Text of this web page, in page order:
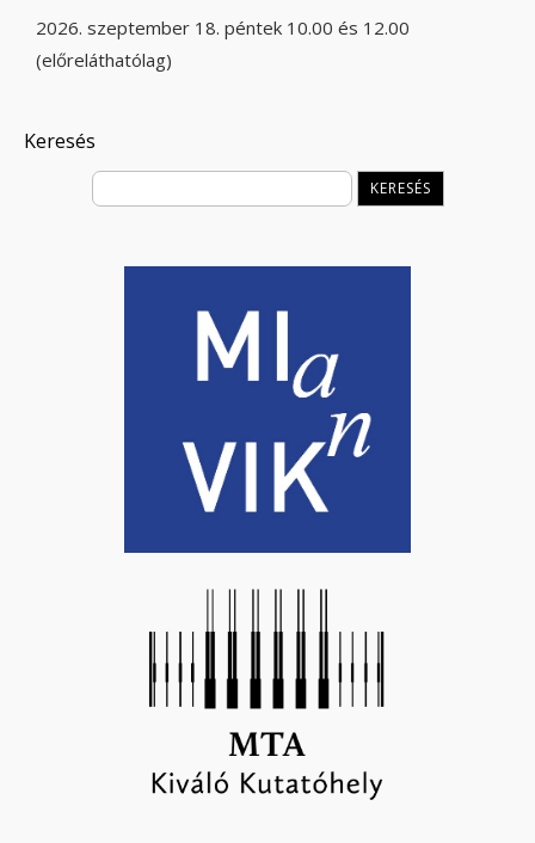
2026. szeptember 18. péntek 10.00 és 12.00
(előreláthatólag)
Keresés